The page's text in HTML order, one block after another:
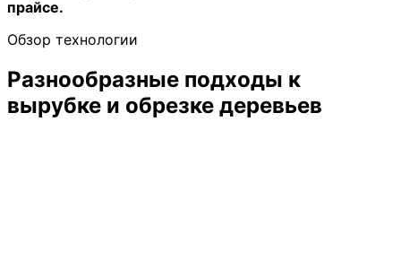
прайсе.
Обзор технологии
Разнообразные подходы к
вырубке и обрезке деревьев